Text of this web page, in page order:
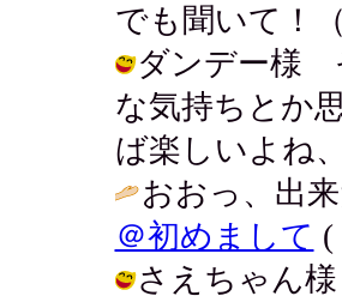
でも聞いて！
ダンデー様
な気持ちとか
ば楽しいよね
おおっ、出
＠初めまして (
さえちゃん